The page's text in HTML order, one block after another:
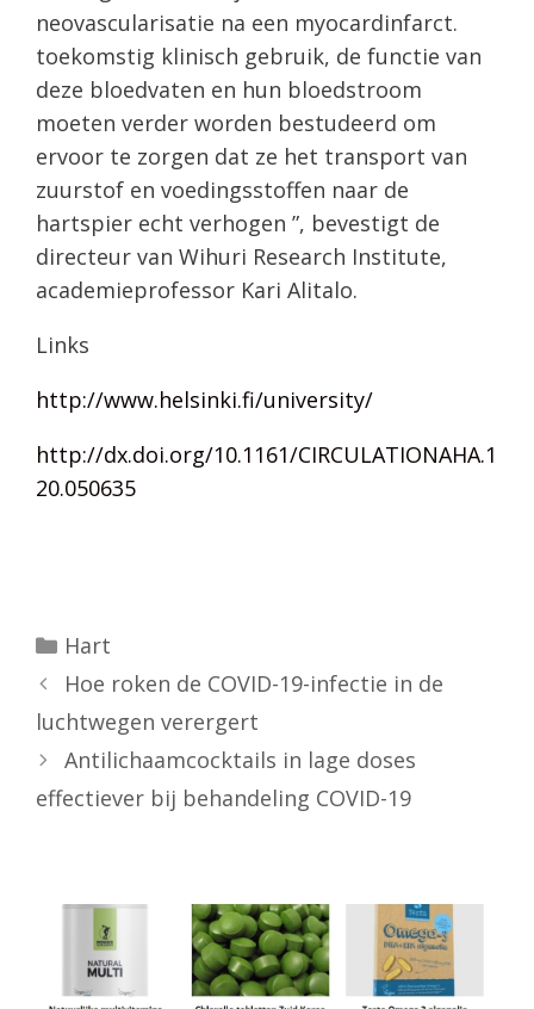
neovascularisatie na een myocardinfarct.
toekomstig klinisch gebruik, de functie van
deze bloedvaten en hun bloedstroom
moeten verder worden bestudeerd om
ervoor te zorgen dat ze het transport van
zuurstof en voedingsstoffen naar de
hartspier echt verhogen ”, bevestigt de
directeur van Wihuri Research Institute,
academieprofessor Kari Alitalo.
Links
http://www.helsinki.fi/university/
http://dx.doi.org/10.1161/CIRCULATIONAHA.1
20.050635
Categorieën
Hart
Hoe roken de COVID-19-infectie in de
luchtwegen verergert
Antilichaamcocktails in lage doses
effectiever bij behandeling COVID-19